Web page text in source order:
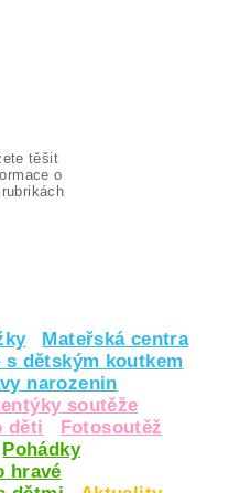
těšit
o
Mateřská centra
s dětským koutkem
narozenin
soutěže
děti
Fotosoutěž
Pohádky
hravé